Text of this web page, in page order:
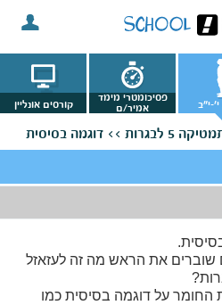
י"ב
פסיכומטרי מימד
אמיר/ם
קורסים אונליין
5 לבגרות >> דוגמה בסיסית
את הראש מה זה לעזאזל
על דוגמה בסיסית כמו